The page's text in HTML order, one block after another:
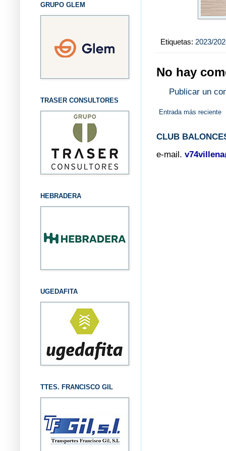
Etiquetas: 2023/
No hay
Publicar un
Entrada más reciente
CLUB
e-mail.
GRUPO GLEM
TRASER CONSULTORES
HEBRADERA
UGEDAFITA
TTES. FRANCISCO GIL